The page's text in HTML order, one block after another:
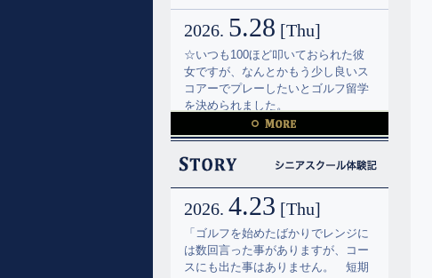
2026. 5.28 [Thu]
☆いつも100ほど叩いておられた彼
女ですが、なんとかもう少し良いス
コアーでプレーしたいとゴルフ留学
を決められました。
2026. 4.23 [Thu]
「ゴルフを始めたばかりでレンジに
は数回言った事がありますが、コー
スにも出た事はありません。 短期
ゴルフ留学できますか?」
2026. 4.15 [Wed]
2026. 4.23 [Thu]
「ゴルフを始めたばかりでレンジに
は数回言った事がありますが、コー
スにも出た事はありません。 短期